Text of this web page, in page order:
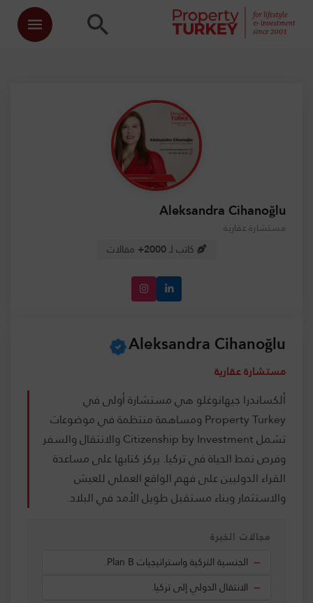
Aleksandra Cihanoğlu
مستشارة عقارية
كاتب لـ2000+ مقالات
Aleksandra Cihanoğlu
مستشارة عقارية
ألكساندرا جيهانوغلو هي مستشارة أولى في
Property Turkey ومساهمة منتظمة في موضوعات
تشمل Citizenship by Investment والانتقال والسفر
وفرص نمط الحياة في تركيا. يركز كتابها على مساعدة
القراء الدوليين على فهم الواقع العملي للعيش
والاستثمار وبناء مستقبل طويل الأمد في البلاد.
مجالات الخبرة
الجنسية التركية واستراتيجيات Plan B.
الانتقال الدولي إلى تركيا.